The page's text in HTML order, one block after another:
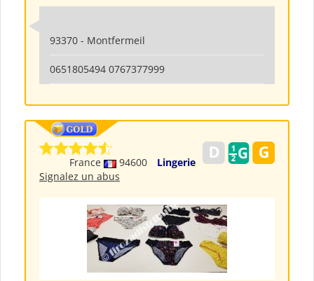
93370 - Montfermeil
0651805494 0767377999
France 94600
Lingerie
Signalez un abus